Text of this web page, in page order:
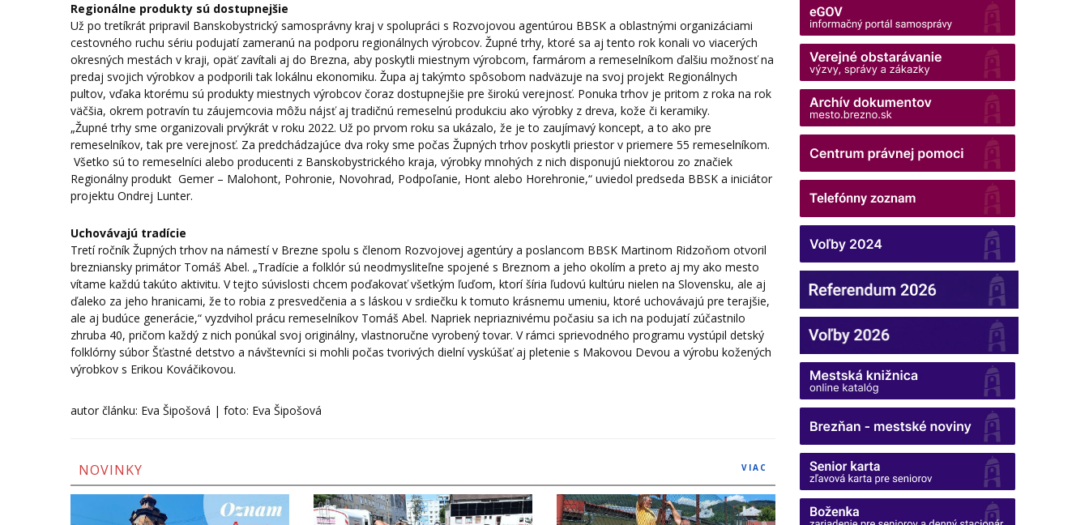
Regionálne produkty sú dostupnejšie
Už po tretíkrát pripravil Banskobystrický samosprávny kraj v spolupráci s Rozvojovou agentúrou BBSK a oblastnými organizáciami
cestovného ruchu sériu podujatí zameranú na podporu regionálnych výrobcov. Župné trhy, ktoré sa aj tento rok konali vo viacerých
okresných mestách v kraji, opäť zavítali aj do Brezna, aby poskytli miestnym výrobcom, farmárom a remeselníkom ďalšiu možnosť na
predaj svojich výrobkov a podporili tak lokálnu ekonomiku. Župa aj takýmto spôsobom nadväzuje na svoj projekt Regionálnych
pultov, vďaka ktorému sú produkty miestnych výrobcov čoraz dostupnejšie pre širokú verejnosť. Ponuka trhov je pritom z roka na rok
väčšia, okrem potravín tu záujemcovia môžu nájsť aj tradičnú remeselnú produkciu ako výrobky z dreva, kože či keramiky.
„Župné trhy sme organizovali prvýkrát v roku 2022. Už po prvom roku sa ukázalo, že je to zaujímavý koncept, a to ako pre
remeselníkov, tak pre verejnosť. Za predchádzajúce dva roky sme počas Župných trhov poskytli priestor v priemere 55 remeselníkom.
Všetko sú to remeselníci alebo producenti z Banskobystrického kraja, výrobky mnohých z nich disponujú niektorou zo značiek
Regionálny produkt Gemer – Malohont, Pohronie, Novohrad, Podpoľanie, Hont alebo Horehronie,“ uviedol predseda BBSK a iniciátor
projektu Ondrej Lunter.
Uchovávajú tradície
Tretí ročník Župných trhov na námestí v Brezne spolu s členom Rozvojovej agentúry a poslancom BBSK Martinom Ridzoňom otvoril
brezniansky primátor Tomáš Abel. „Tradície a folklór sú neodmysliteľne spojené s Breznom a jeho okolím a preto aj my ako mesto
vítame každú takúto aktivitu. V tejto súvislosti chcem poďakovať všetkým ľuďom, ktorí šíria ľudovú kultúru nielen na Slovensku, ale aj
ďaleko za jeho hranicami, že to robia z presvedčenia a s láskou v srdiečku k tomuto krásnemu umeniu, ktoré uchovávajú pre terajšie,
ale aj budúce generácie,“ vyzdvihol prácu remeselníkov Tomáš Abel. Napriek nepriaznivému počasiu sa ich na podujatí zúčastnilo
zhruba 40, pričom každý z nich ponúkal svoj originálny, vlastnoručne vyrobený tovar. V rámci sprievodného programu vystúpil detský
folklórny súbor Šťastné detstvo a návštevníci si mohli počas tvorivých dielní vyskúšať aj pletenie s Makovou Devou a výrobu kožených
výrobkov s Erikou Kováčikovou.
autor článku: Eva Šipošová | foto: Eva Šipošová
NOVINKY VIAC